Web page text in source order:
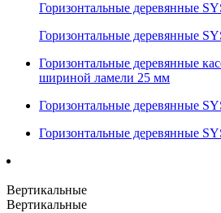
Горизонтальные деревянные
Горизонтальные деревянные
Горизонтальные деревянные
шириной ламели 25 мм
Горизонтальные деревянные
Горизонтальные деревянные
Вертикальные
Вертикальные